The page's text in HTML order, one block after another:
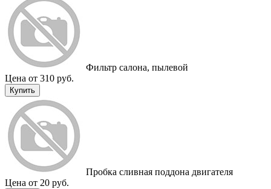
Фильтр салона, пылевой
Цена от 310 руб.
Купить
Пробка сливная поддона двигателя
Цена от 20 руб.